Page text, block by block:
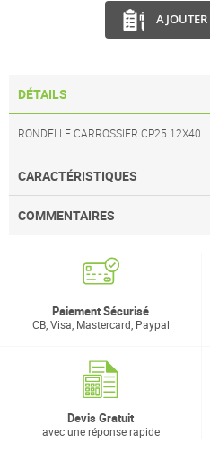
DÉTAILS
RONDELLE CARROSSIER CP25 12X40
CARACTÉRISTIQUES
COMMENTAIRES
Paiement Sécurisé
CB, Visa, Mastercard, Paypal
Devis Gratuit
avec une réponse rapide